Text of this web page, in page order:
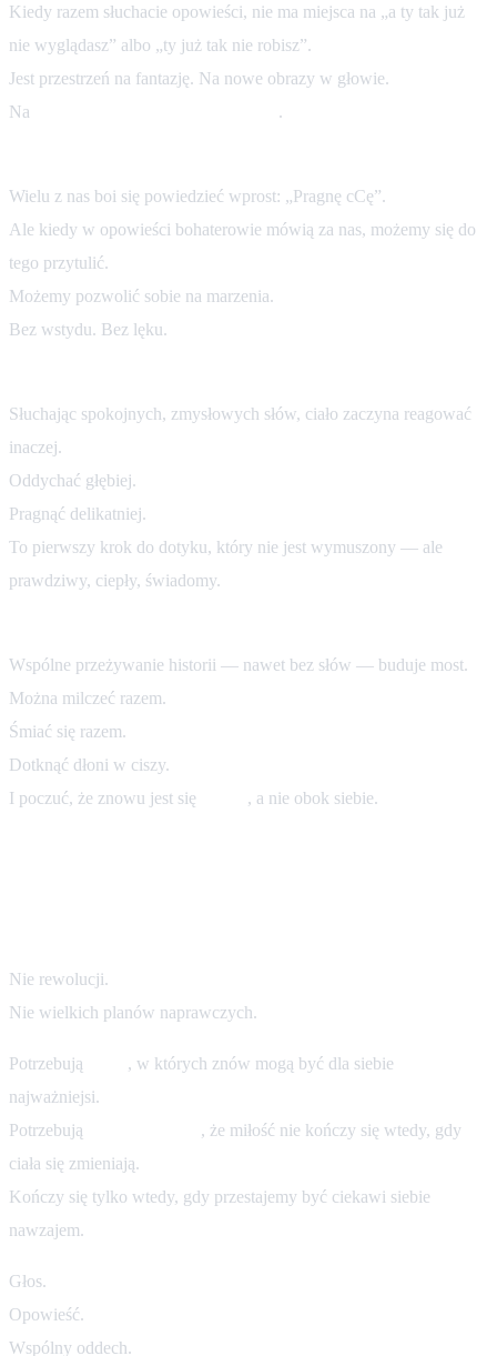
Kiedy razem słuchacie opowieści, nie ma miejsca na „a ty tak już
nie wyglądasz” albo „ty już tak nie robisz”.
Jest przestrzeń na fantazję. Na nowe obrazy w głowie.
Na
.
Wielu z nas boi się powiedzieć wprost: „Pragnę cCę”.
Ale kiedy w opowieści bohaterowie mówią za nas, możemy się do
tego przytulić.
Możemy pozwolić sobie na marzenia.
Bez wstydu. Bez lęku.
Słuchając spokojnych, zmysłowych słów, ciało zaczyna reagować
inaczej.
Oddychać głębiej.
Pragnąć delikatniej.
To pierwszy krok do dotyku, który nie jest wymuszony — ale
prawdziwy, ciepły, świadomy.
Wspólne przeżywanie historii — nawet bez słów — buduje most.
Można milczeć razem.
Śmiać się razem.
Dotknąć dłoni w ciszy.
I poczuć, że znowu jest się
, a nie obok siebie.
Nie rewolucji.
Nie wielkich planów naprawczych.
Potrzebują
, w których znów mogą być dla siebie
najważniejsi.
Potrzebują
, że miłość nie kończy się wtedy, gdy
ciała się zmieniają.
Kończy się tylko wtedy, gdy przestajemy być ciekawi siebie
nawzajem.
Głos.
Opowieść.
Wspólny oddech.